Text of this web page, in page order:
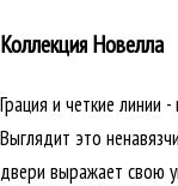
Коллекция Новелла
Грация и четкие линии
Выглядит это
двери выражает свою